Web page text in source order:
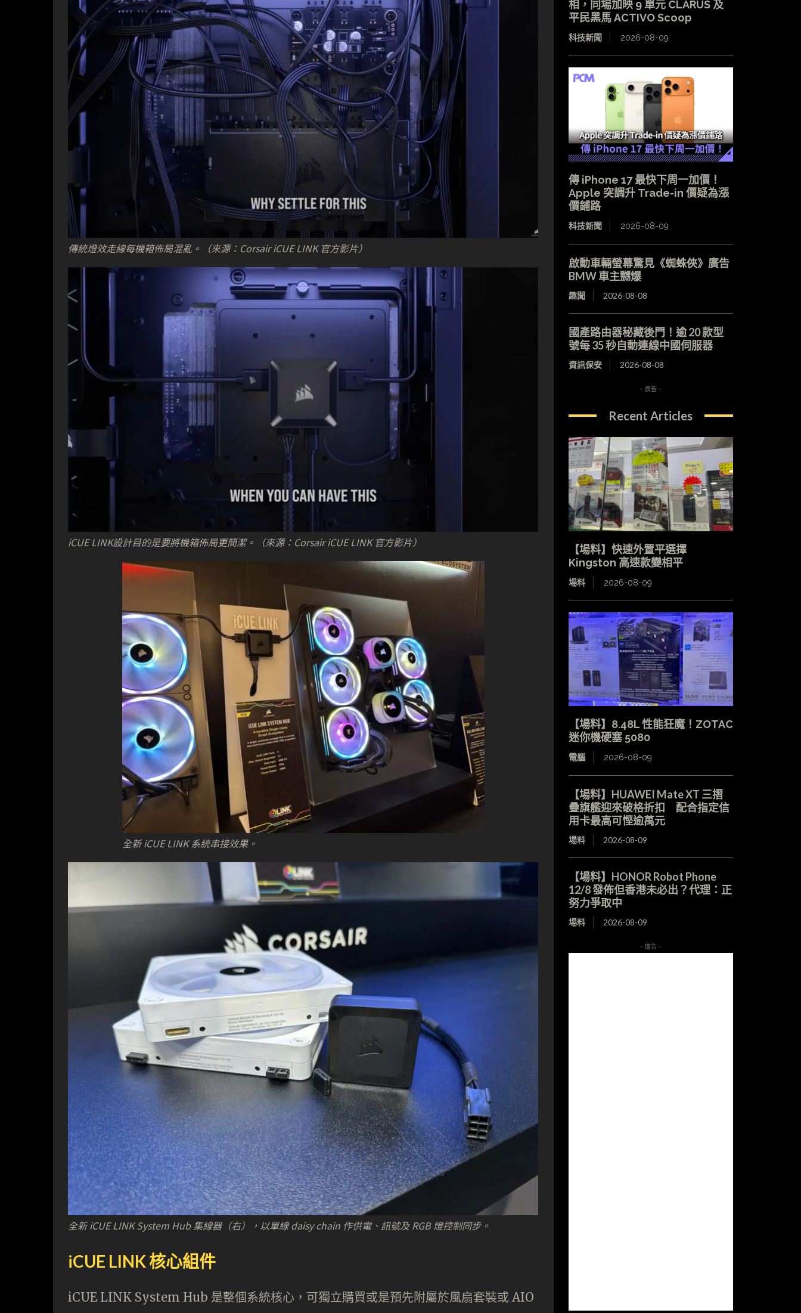
傳統燈效走線每機箱佈局混亂。（來源：Corsair iCUE LINK 官方影片）
iCUE LINK設計目的是要將機箱佈局更簡潔。（來源：Corsair iCUE LINK 官方影片）
全新 iCUE LINK 系統串接效果。
全新 iCUE LINK System Hub 集線器（右），以單線 daisy chain 作供電、訊號及 RGB 燈控制同步。
iCUE LINK 核心組件
iCUE LINK System Hub 是整個系統核心，可獨立購買或是預先附屬於風扇套裝或 AIO
相，同場加映 9 單元 CLARUS 及
平民黑馬 ACTIVO Scoop
科技新聞 2026-08-09
傳 iPhone 17 最快下周一加價！
Apple 突調升 Trade-in 價疑為漲
價鋪路
科技新聞 2026-08-09
啟動車輛螢幕驚見《蜘蛛俠》廣告
BMW 車主嬲爆
趣聞 2026-08-08
國產路由器秘藏後門！逾 20 款型
號每 35 秒自動連線中國伺服器
資訊保安 2026-08-08
- 廣告 -
Recent Articles
【場料】快速外置平選擇
Kingston 高速款變相平
場料 2026-08-09
【場料】8.48L 性能狂魔！ZOTAC
迷你機硬塞 5080
電腦 2026-08-09
【場料】HUAWEI Mate XT 三摺
疊旗艦迎來破格折扣 配合指定信
用卡最高可慳逾萬元
場料 2026-08-09
【場料】HONOR Robot Phone
12/8 發佈但香港未必出？代理：正
努力爭取中
場料 2026-08-09
- 廣告 -